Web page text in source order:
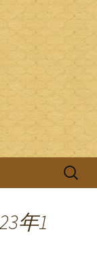
ひら井(ひ
る継がれ
へのおも
井に併設
しょうあ
い十割蕎
検
年1